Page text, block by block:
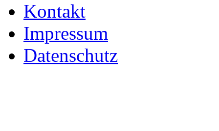
Kontakt
Impressum
Datenschutz